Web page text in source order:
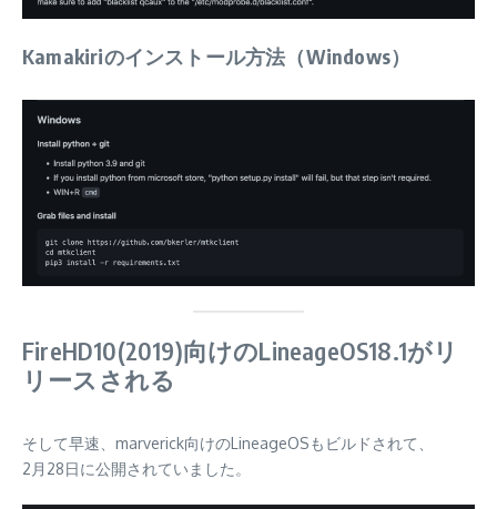
Kamakiriのインストール方法（Windows）
FireHD10(2019)向けのLineageOS18.1がリ
リースされる
そして早速、marverick向けのLineageOSもビルドされて、
2月28日に公開されていました。